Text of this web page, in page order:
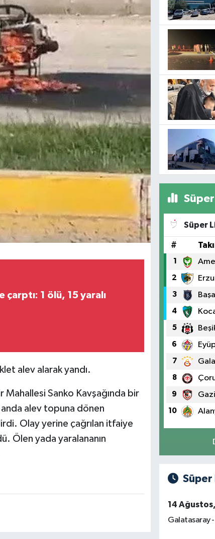
1 ölü, 15 yaralı
alev alarak yandı.
Mahallesi Sanko Kavşağında bir
alev topuna dönen
Olay yerine çağrılan itfaiye
Ölen yada yaralananın
Süper
#
1
2
3
4
5
6
7
8
9
10
Süper
14
Galatasaray